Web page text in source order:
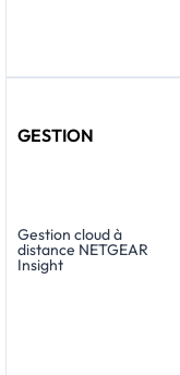
GESTION
Gestion cloud à
distance NETGEAR
Insight